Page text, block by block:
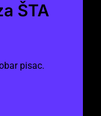
ŠTA
pisac.